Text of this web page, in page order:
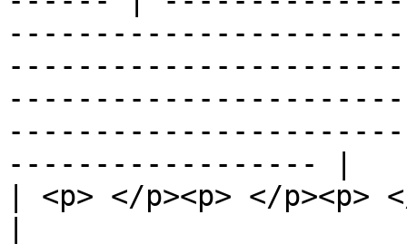
------------------ |
| <p> </p><p> </p><p>